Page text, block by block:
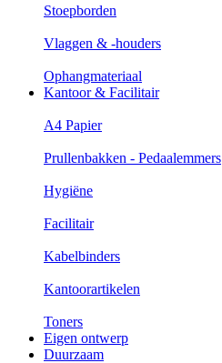
Stoepborden
Vlaggen & -houders
Ophangmateriaal
Kantoor & Facilitair
A4 Papier
Prullenbakken - Pedaalemmers
Hygiëne
Facilitair
Kabelbinders
Kantoorartikelen
Toners
Eigen ontwerp
Duurzaam